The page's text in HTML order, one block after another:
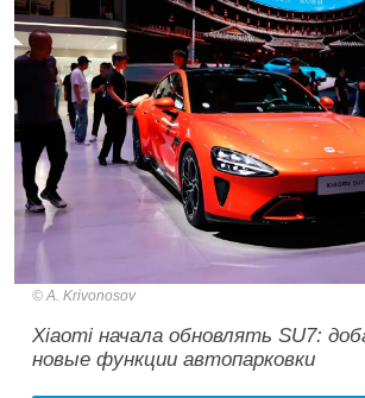
A. Krivonosov
Xiaomi начала обновлять SU7:
новые функции автопарковки